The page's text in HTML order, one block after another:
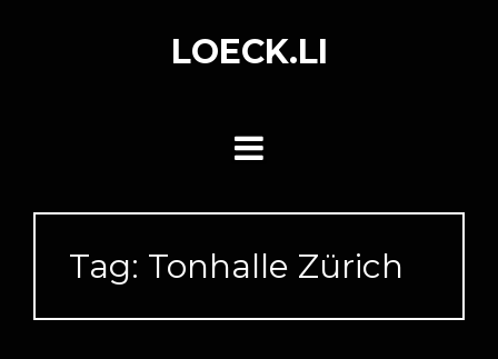
LOECK.LI
Tag: Tonhalle Zürich